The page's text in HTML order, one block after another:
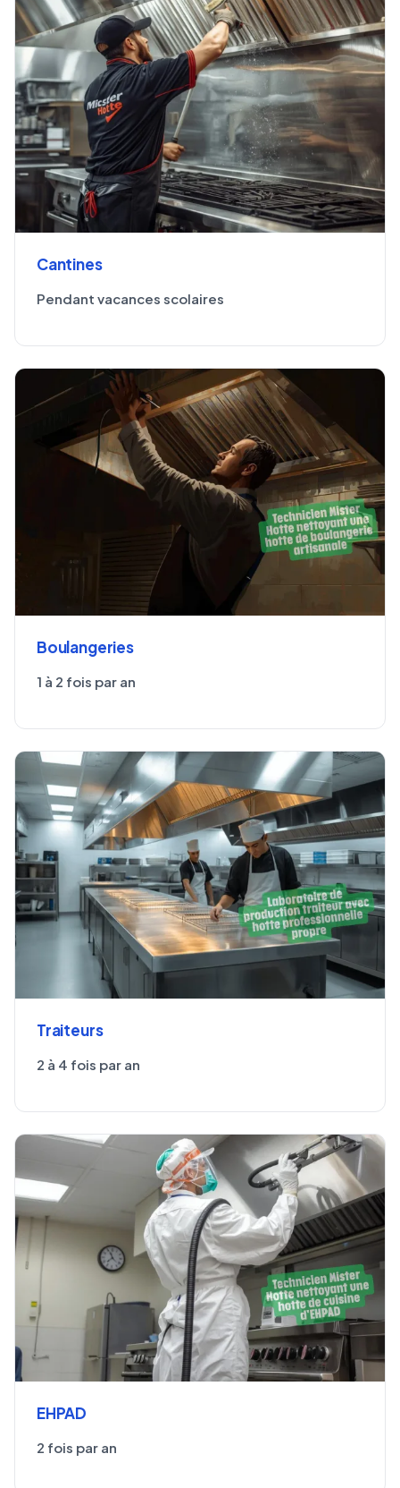
Cantines
Pendant vacances scolaires
Boulangeries
1 à 2 fois par an
Traiteurs
2 à 4 fois par an
EHPAD
2 fois par an